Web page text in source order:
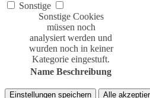
Sonstige
Sonstige Cookies
müssen noch
analysiert werden und
wurden noch in keiner
Kategorie eingestuft.
Name Beschreibung
Einstellungen speichern Alle